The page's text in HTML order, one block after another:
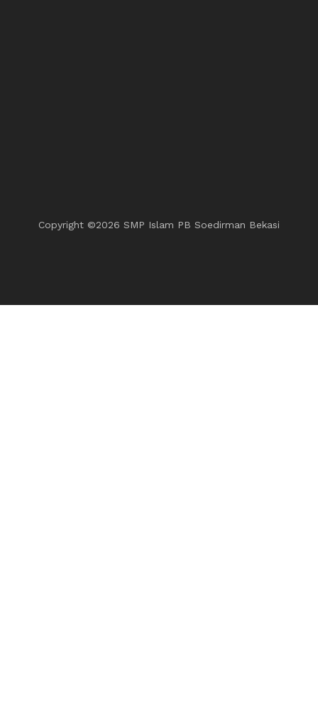
Copyright ©2026 SMP Islam PB Soedirman Bekasi